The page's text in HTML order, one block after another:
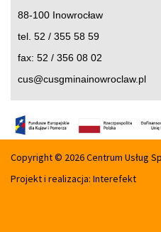
88-100 Inowrocław
tel. 52 / 355 58 59
fax: 52 / 356 08 02
cus@cusgminainowroclaw.pl
Copyright © 2026 Centrum Usług
Projekt i realizacja: Interefekt